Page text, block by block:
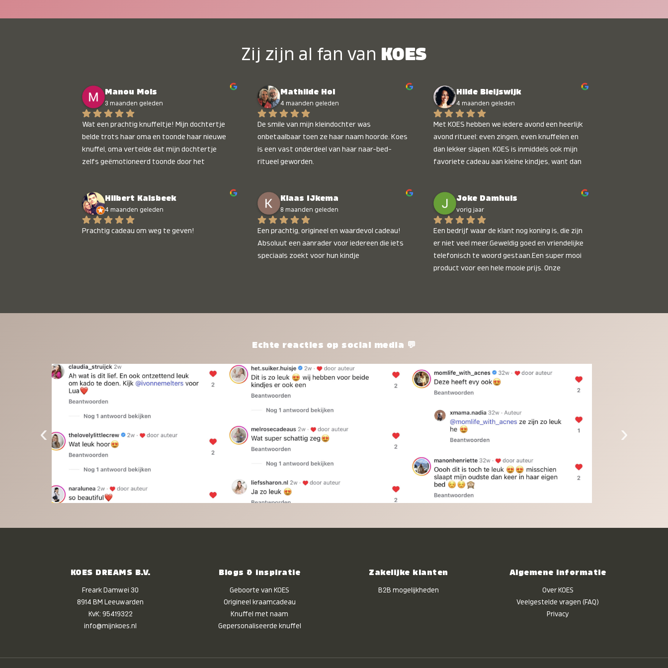
Zij zijn al fan van KOES
Manou Mols
3 maanden geleden
Wat een prachtig knuffeltje! Mijn dochtertje
belde trots haar oma en toonde haar nieuwe
knuffel, oma vertelde dat mijn dochtertje
zelfs geëmotioneerd toonde door het
Mathilde Hol
4 maanden geleden
De smile van mijn kleindochter was
onbetaalbaar toen ze haar naam hoorde. Koes
is een vast onderdeel van haar naar-bed-
ritueel geworden.
Hilde Bleijswijk
4 maanden geleden
Met KOES hebben we iedere avond een heerlijk
avond ritueel: even zingen, even knuffelen en
dan lekker slapen. KOES is inmiddels ook mijn
favoriete cadeau aan kleine kindjes, want dan
onbetaalbaar :)
Hilbert Kalsbeek
4 maanden geleden
Prachtig cadeau om weg te geven!
Klaas IJkema
8 maanden geleden
Een prachtig, origineel en waardevol cadeau!
Absoluut een aanrader voor iedereen die iets
speciaals zoekt voor hun kindje
Joke Damhuis
vorig jaar
Een bedrijf waar de klant nog koning is, die zijn
er niet veel meer.Geweldig goed en vriendelijke
telefonisch te woord gestaan.Een super mooi
product voor een hele mooie prijs. Onze
Echte reacties op social media 💬
‹ ›
KOES DREAMS B.V.
Freark Damwei 30
8914 BM Leeuwarden
KvK: 95419322
info@mijnkoes.nl
Blogs & inspiratie
Geboorte van KOES
Origineel kraamcadeau
Knuffel met naam
Gepersonaliseerde knuffel
Zakelijke klanten
B2B mogelijkheden
Algemene informatie
Over KOES
Veelgestelde vragen (FAQ)
Privacy